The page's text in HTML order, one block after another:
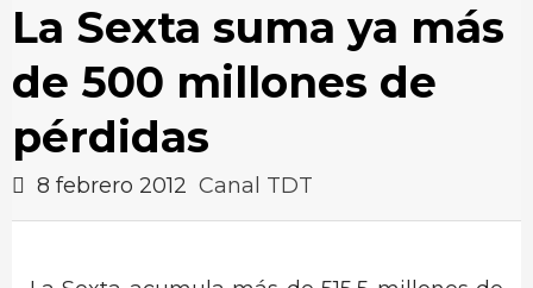
La Sexta suma ya más
de 500 millones de
pérdidas
8 febrero 2012 Canal TDT